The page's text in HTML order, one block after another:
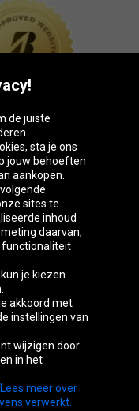
Éire
Magyarország
Kingdom
de juiste
sta je ons
jouw behoeften
aankopen.
sites te
inhoud
daarvan,
functionaliteit
kun je kiezen
akkoord met
instellingen van
wijzigen door
in het
Lees meer over
verwerkt.